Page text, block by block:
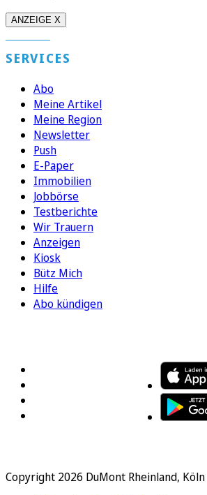
ANZEIGE X
SERVICES
Abo
Meine Artikel
Meine Region
Newsletter
Push
E-Paper
Immobilien
Jobbörse
Testberichte
Wir Trauern
Anzeigen
Kiosk
Bütz Mich
Hilfe
Abo kündigen
Copyright 2026 DuMont Rheinland, Köln